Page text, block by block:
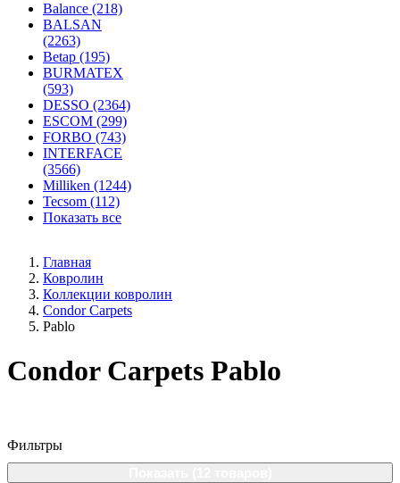
Balance (218)
BALSAN
(2263)
Betap (195)
BURMATEX
(593)
DESSO (2364)
ESCOM (299)
FORBO (743)
INTERFACE
(3566)
Milliken (1244)
Tecsom (112)
Показать все
Главная
Ковролин
Коллекции ковролин
Condor Carpets
Pablo
Condor Carpets Pablo
Фильтры